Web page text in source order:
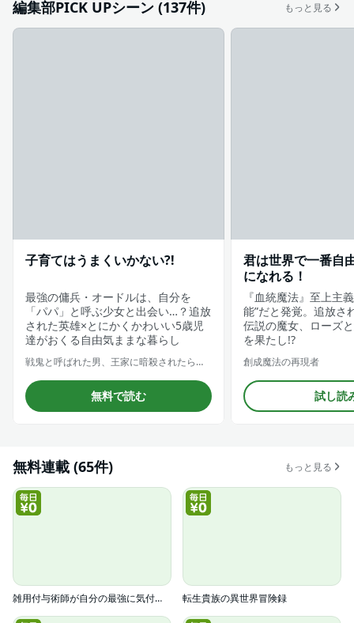
編集部PICK UPシーン (137件) もっと見る
子育てはうまくいかない?!
最強の傭兵・オードルは、自分を
「パパ」と呼ぶ少女と出会い…？追放
された英雄×とにかくかわいい5歳児
達がおくる自由気ままな暮らし
戦鬼と呼ばれた男、王家に暗殺されたら娘を拾い、一緒にスローライフをはじめる innocent days
無料で読む
君は世界で一番自
になれる！
『血統魔法』至上主
能”だと発覚。追放さ
伝説の魔女、ローズ
を果たし!?
創成魔法の再現者
試し読
無料連載 (65件) もっと見る
雑用付与術師が自分の最強に気付くまで(コミック) 転生貴族の異世界冒険録